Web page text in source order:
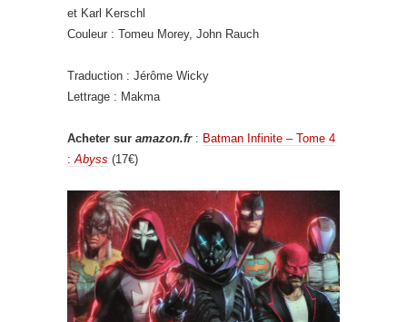
et Karl Kerschl
Couleur : Tomeu Morey, John Rauch
Traduction : Jérôme Wicky
Lettrage : Makma
Acheter sur amazon.fr: Batman Infinite – Tome 4
: Abyss (17€)